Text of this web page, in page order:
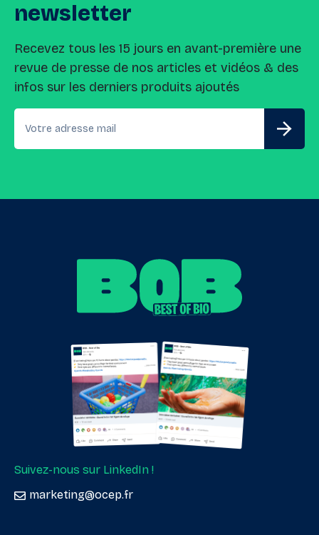
newsletter
Recevez tous les 15 jours en avant-première une
revue de presse de nos articles et vidéos & des
infos sur les derniers produits ajoutés
Suivez-nous sur LinkedIn !
marketing@ocep.fr